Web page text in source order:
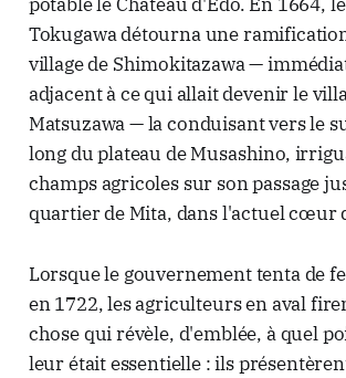
Tokugawa détourna une
village de Shimokitazawa —
adjacent à ce qui allait devenir le
Matsuzawa — la conduisant vers le
long du plateau de Musashino,
champs agricoles sur son passage
quartier de Mita, dans l'actuel cœur
Lorsque le gouvernement tenta de
en 1722, les agriculteurs en aval
chose qui révèle, d'emblée, à quel
leur était essentielle : ils